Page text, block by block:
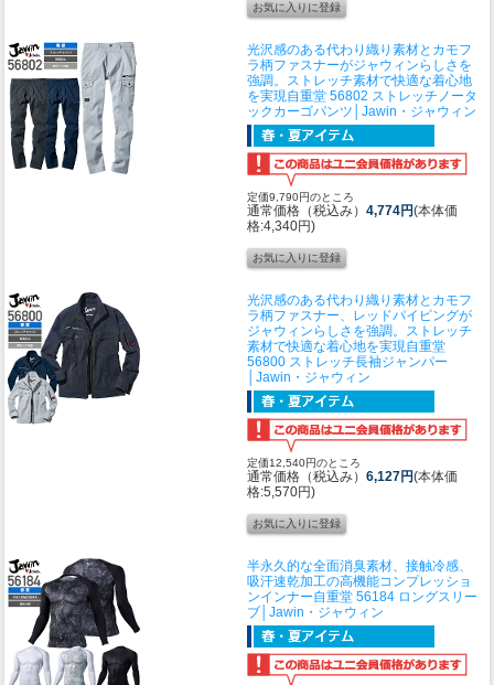
光沢感のある代わり織り素材とカモフ
ラ柄ファスナーがジャウィンらしさを
強調。ストレッチ素材で快適な着心地
を実現自重堂 56802 ストレッチノータ
ックカーゴパンツ│Jawin・ジャウィン
定価9,790円のところ
通常価格（税込み） 4,774円(本体価
格:4,340円)
光沢感のある代わり織り素材とカモフ
ラ柄ファスナー、レッドパイピングが
ジャウィンらしさを強調。ストレッチ
素材で快適な着心地を実現自重堂
56800 ストレッチ長袖ジャンパー
│Jawin・ジャウィン
定価12,540円のところ
通常価格（税込み） 6,127円(本体価
格:5,570円)
半永久的な全面消臭素材、接触冷感、
吸汗速乾加工の高機能コンプレッショ
ンインナー自重堂 56184 ロングスリー
ブ│Jawin・ジャウィン